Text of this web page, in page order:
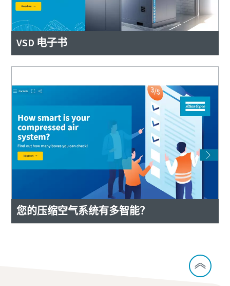
VSD 电子书
您的压缩空气系统有多智能？